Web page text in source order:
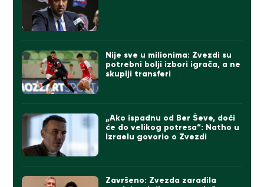
Nije sve u milionima: Zvezdi su
potrebni bolji izbori igrača, a ne
skuplji transferi
„Ako ispadnu od Ber Ševe, doći
će do velikog potresa“: Natho u
Izraelu govorio o Zvezdi
Završeno: Zvezda zaradila